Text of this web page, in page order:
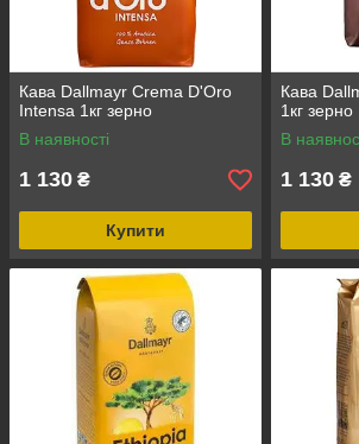
Кава Dallmayr Crema D'Oro
Intensa 1кг зерно
В наявності
1 130 ₴
Купити
Кава
1кг зерно
В
1 130 ₴